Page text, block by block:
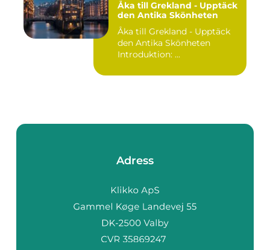
Åka till Grekland - Upptäck
den Antika Skönheten
Åka till Grekland - Upptäck
den Antika Skönheten
Introduktion: ...
Adress